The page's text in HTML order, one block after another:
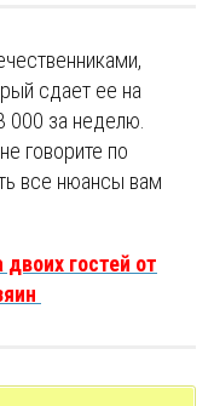
сдает ее на
000 за неделю.
говорите по
все нюансы вам
гостей от